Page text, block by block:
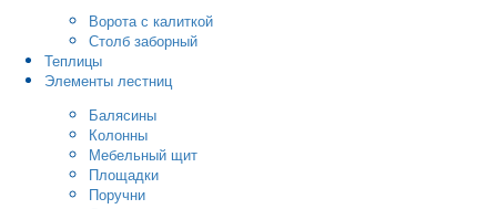
Ворота с калиткой
Столб заборный
Теплицы
Элементы лестниц
Балясины
Колонны
Мебельный щит
Площадки
Поручни